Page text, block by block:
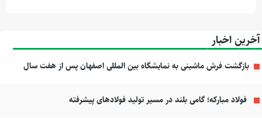
آخرین اخبار
بازگشت فرش ماشینی به نمایشگاه بین المللی اصفهان پس از هفت سال
فولاد مبارکه؛ گامی بلند در مسیر تولید فولادهای پیشرفته